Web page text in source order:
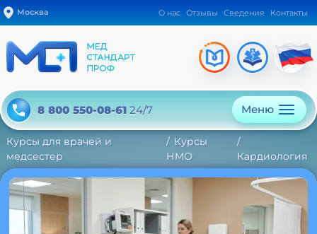
Москва О нас Отзывы Сведения Контакты
8 800 550-08-61 24/7 Меню
Курсы для врачей и
медсестер
Курсы
НМО
Кардиология